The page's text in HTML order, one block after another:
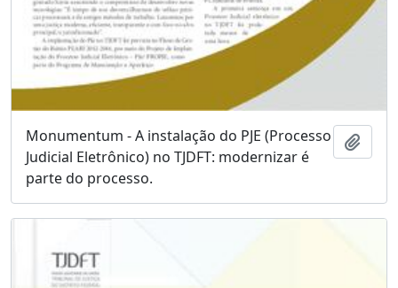
Monumentum - A instalação do PJE (Processo
Judicial Eletrônico) no TJDFT: modernizar é
parte do processo.